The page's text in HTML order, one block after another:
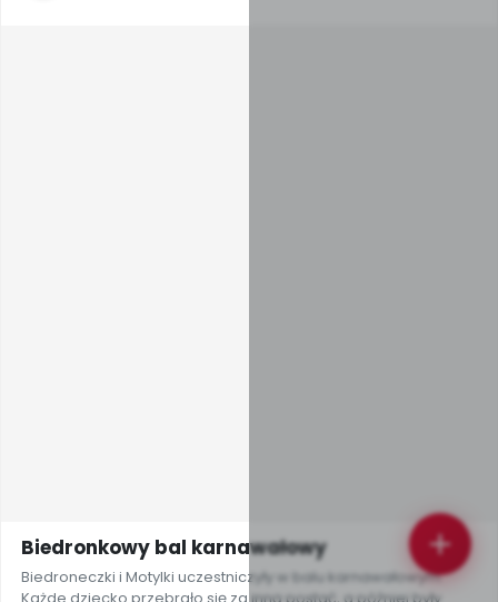
Biedronkowy bal karnawałowy
Biedroneczki i Motylki uczestniczyły w balu karnawałowym.